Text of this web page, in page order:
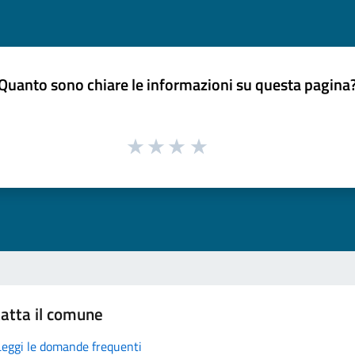
sono chiare le informazioni su questa
il comune
le domande frequenti